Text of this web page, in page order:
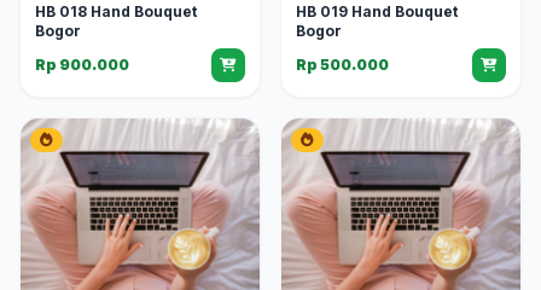
HB 018 Hand Bouquet
Bogor
Rp 900.000
HB 019 Hand Bouquet
Bogor
Rp 500.000